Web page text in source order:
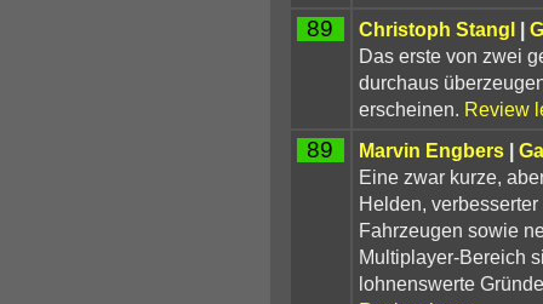
89 Christoph Stangl|
Das erste von zwei
durchaus
erscheinen. Review
89 Marvin Engbers|
Eine zwar kurze,
Helden,
Fahrzeugen sowie
Multiplayer-Bereich
lohnenswerte